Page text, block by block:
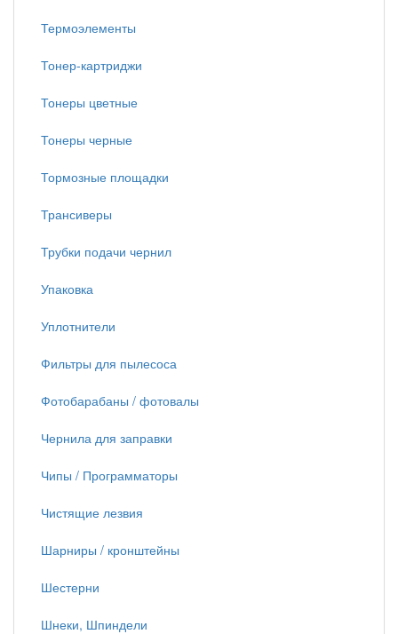
Термоэлементы
Тонер-картриджи
Тонеры цветные
Тонеры черные
Тормозные площадки
Трансиверы
Трубки подачи чернил
Упаковка
Уплотнители
Фильтры для пылесоса
Фотобарабаны / фотовалы
Чернила для заправки
Чипы / Программаторы
Чистящие лезвия
Шарниры / кронштейны
Шестерни
Шнеки, Шпиндели